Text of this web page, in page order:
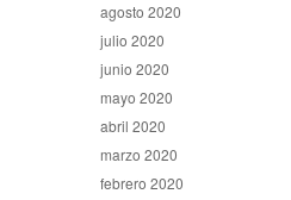
agosto 2020
julio 2020
junio 2020
mayo 2020
abril 2020
marzo 2020
febrero 2020